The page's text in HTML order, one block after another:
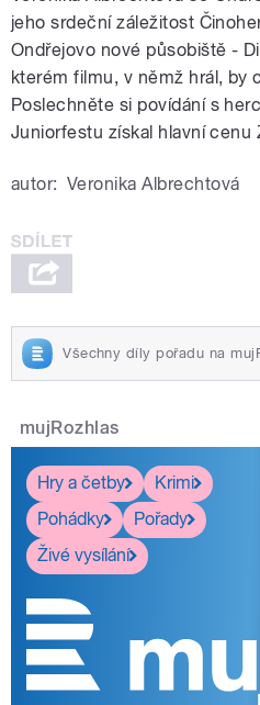
jeho srdeční záležitost
Ondřejovo nové působiště -
kterém filmu, v němž hrál, by
Poslechněte si povídání s
Juniorfestu získal hlavní cenu
autor: Veronika Albrechtová
Všechny díly pořadu na
mujRozhlas
Hry a četby
Krimi
Pohádky
Pořady
Živé vysílání